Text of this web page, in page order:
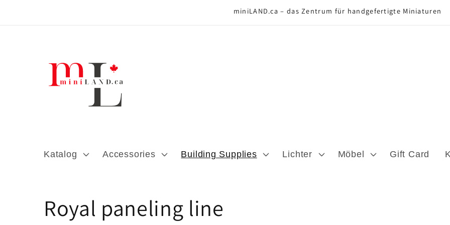
miniLAND.ca – das Zentrum für handgefertigte Miniaturen
Katalog Accessories Building Supplies Lichter Möbel Gift Card
K
Royal paneling line